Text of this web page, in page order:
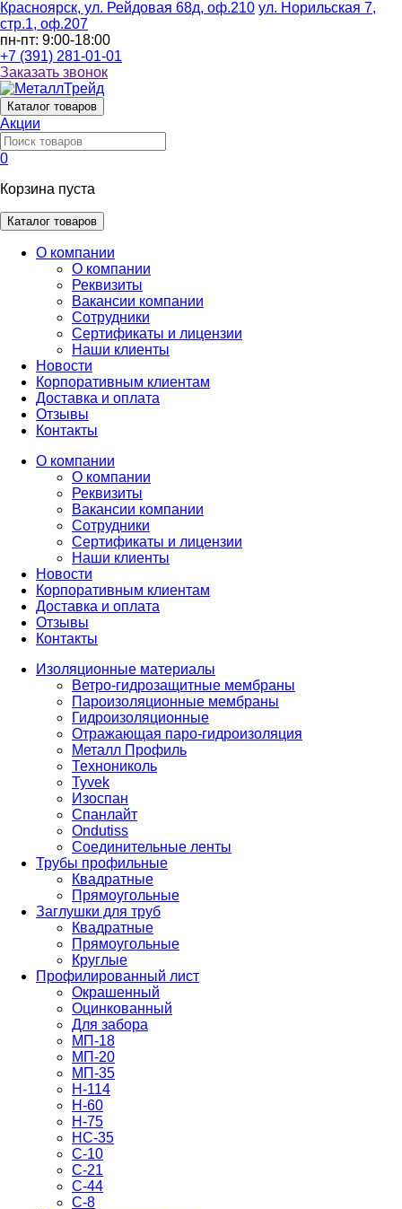
Красноярск, ул. Рейдовая 68д, оф.210 ул. Норильская 7,
стр.1, оф.207
пн-пт: 9:00-18:00
+7 (391) 281-01-01
Заказать звонок
Каталог товаров
Акции
0
Корзина пуста
Каталог товаров
О компании
О компании
Реквизиты
Вакансии компании
Сотрудники
Сертификаты и лицензии
Наши клиенты
Новости
Корпоративным клиентам
Доставка и оплата
Отзывы
Контакты
О компании
О компании
Реквизиты
Вакансии компании
Сотрудники
Сертификаты и лицензии
Наши клиенты
Новости
Корпоративным клиентам
Доставка и оплата
Отзывы
Контакты
Изоляционные материалы
Ветро-гидрозащитные мембраны
Пароизоляционные мембраны
Гидроизоляционные
Отражающая паро-гидроизоляция
Металл Профиль
Технониколь
Tyvek
Изоспан
Спанлайт
Ondutiss
Соединительные ленты
Трубы профильные
Квадратные
Прямоугольные
Заглушки для труб
Квадратные
Прямоугольные
Круглые
Профилированный лист
Окрашенный
Оцинкованный
Для забора
МП-18
МП-20
МП-35
Н-114
Н-60
Н-75
НС-35
С-10
С-21
С-44
С-8